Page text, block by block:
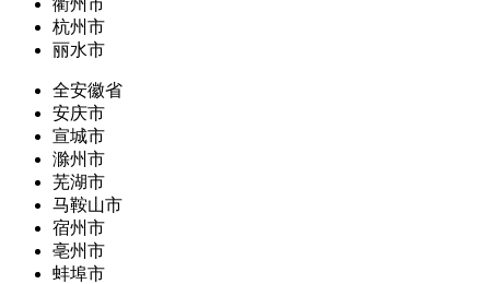
衢州市
杭州市
丽水市
全安徽省
安庆市
宣城市
滁州市
芜湖市
马鞍山市
宿州市
亳州市
蚌埠市